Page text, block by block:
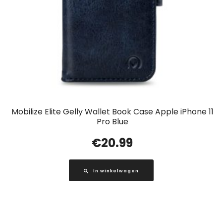
Mobilize Elite Gelly Wallet Book Case Apple iPhone 11
Pro Blue
€20.99
In winkelwagen